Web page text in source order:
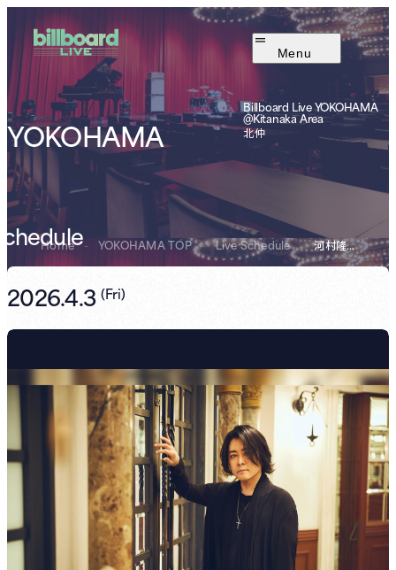
Menu
YOKOHAMA
Billboard Live YOKOHAMA
@Kitanaka Area
北仲
Home - YOKOHAMA TOP - Live Schedule - 河村隆一
2026.4.3 (Fri)